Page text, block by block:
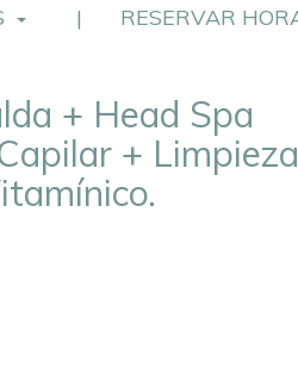
| RESERVAR
+ Head Spa
+